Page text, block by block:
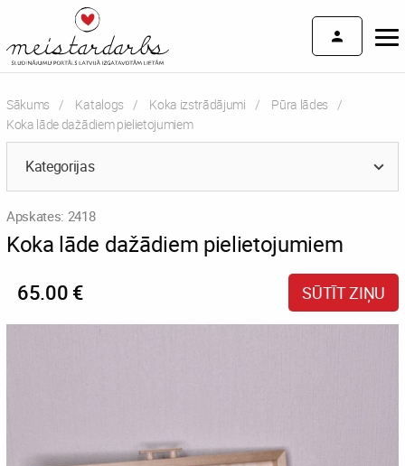
Sākums Katalogs Koka izstrādājumi
Pūra lādes
Current:
Koka lāde dažādiem pielietojumiem
Kategorijas
Apskates: 2418
Koka lāde dažādiem pielietojumiem
65.00 € SŪTĪT ZIŅU